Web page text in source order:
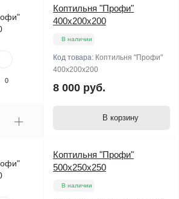
0
Коптильня "Профи"
400х200х200
В наличии
Код товара: Коптильня "Профи"
400х200х200
8 000 руб.
В корзину
Коптильня "Профи"
500х250х250
В наличии